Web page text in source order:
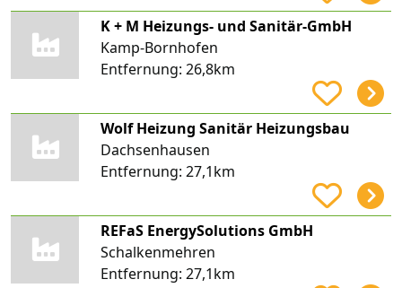
K + M Heizungs- und Sanitär-GmbH
Kamp-Bornhofen
Entfernung: 26,8km
Wolf Heizung Sanitär Heizungsbau
Dachsenhausen
Entfernung: 27,1km
REFaS EnergySolutions GmbH
Schalkenmehren
Entfernung: 27,1km